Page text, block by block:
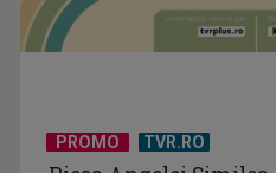
aventură, la TVR 2
PROMO TVR.RO